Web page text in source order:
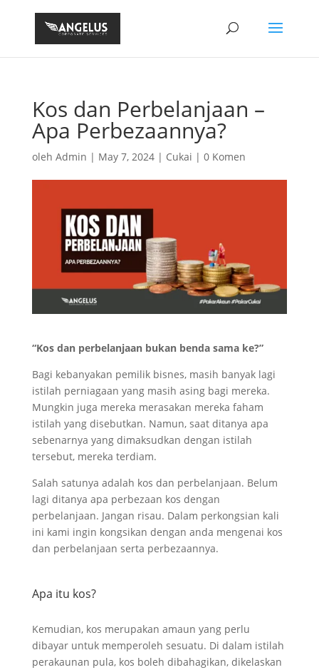
Kos dan Perbelanjaan –
Apa Perbezaannya?
oleh Admin | May 7, 2024| Cukai | 0 Komen
“Kos dan perbelanjaan bukan benda sama ke?”
Bagi kebanyakan pemilik bisnes, masih banyak lagi
istilah perniagaan yang masih asing bagi mereka.
Mungkin juga mereka merasakan mereka faham
istilah yang disebutkan. Namun, saat ditanya apa
sebenarnya yang dimaksudkan dengan istilah
tersebut, mereka terdiam.
Salah satunya adalah kos dan perbelanjaan. Belum
lagi ditanya apa perbezaan kos dengan
perbelanjaan. Jangan risau. Dalam perkongsian kali
ini kami ingin kongsikan dengan anda mengenai kos
dan perbelanjaan serta perbezaannya.
Apa itu kos?
Kemudian, kos merupakan amaun yang perlu
dibayar untuk memperoleh sesuatu. Di dalam istilah
perakaunan pula, kos boleh dibahagikan, dikelaskan